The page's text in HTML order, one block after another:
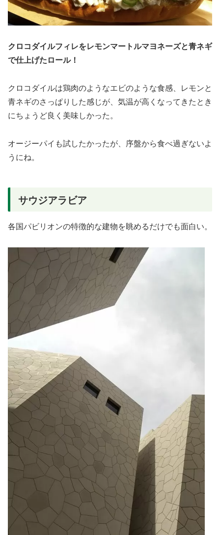
クロコダイルフィレをレモンマートルマヨネーズと青ネギ
で仕上げたロール！
クロコダイルは鶏肉のようなエビのような食感、レモンと
青ネギのさっぱりした感じが、気温が高くなってきたとき
にちょうど良く美味しかった。
オージーパイも試したかったが、序盤から食べ過ぎないよ
うにね。
サウジアラビア
各国パビリオンの特徴的な建物を眺めるだけでも面白い。